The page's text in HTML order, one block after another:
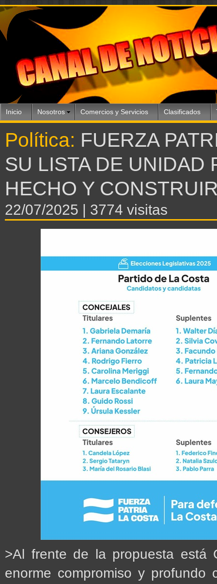
Inicio Nosotros Comercios y Servicios Clasificados
Política: FUERZA
SU LISTA DE UNIDAD
HECHO Y
22/07/2025 | 3774 visitas
>Al frente de la propuesta está
enorme compromiso y profundo